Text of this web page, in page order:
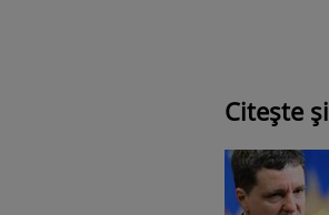
Citește și